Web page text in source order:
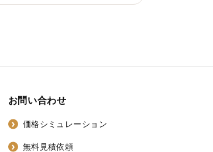
お問い合わせ
価格シミュレーション
無料見積依頼